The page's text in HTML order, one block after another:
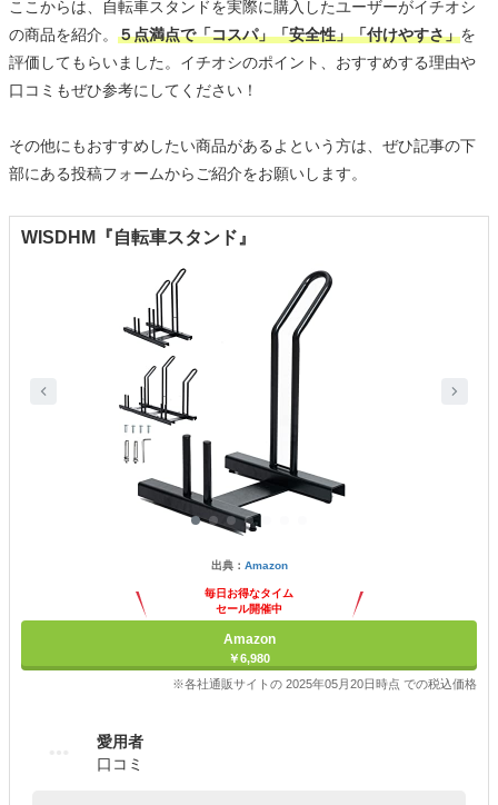
ここからは、自転車スタンドを実際に購入したユーザーがイチオシ
の商品を紹介。 ５点満点で「コスパ」「安全性」「付けやすさ」を
評価してもらいました。イチオシのポイント、おすすめする理由や
口コミもぜひ参考にしてください！
その他にもおすすめしたい商品があるよという方は、ぜひ記事の下
部にある投稿フォームからご紹介をお願いします。
WISDHM『自転車スタンド』
出典： Amazon
毎日お得なタイム
セール開催中
Amazon
￥6,980
※各社通販サイトの 2025年05月20日時点 での税込価格
愛用者
口コミ